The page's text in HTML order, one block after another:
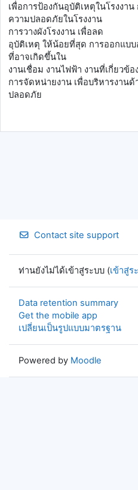
เพื่อการป้องกันอุบัติเหตุในโรงงา
ความปลอดภัยในโรงงาน
การวางผังโรงงาน เพื่อลด
อุบัติเหตุ ให้น้อยที่สุด การออกแบ
ที่อาจเกิดขึ้นใน
งานเชื่อม งานไฟฟ้า งานที่เกี่ยวข้
การจัดหน่ายงาน เพื่อบริหารงาน
ปลอดภัย
Contact site support
ท่านยังไม่ได้เข้าสู่ระบบ (เข้าสู่ร
Data retention summary
Get the mobile app
เปลี่ยนเป็นรูปแบบมาตรฐาน
Powered by Moodle